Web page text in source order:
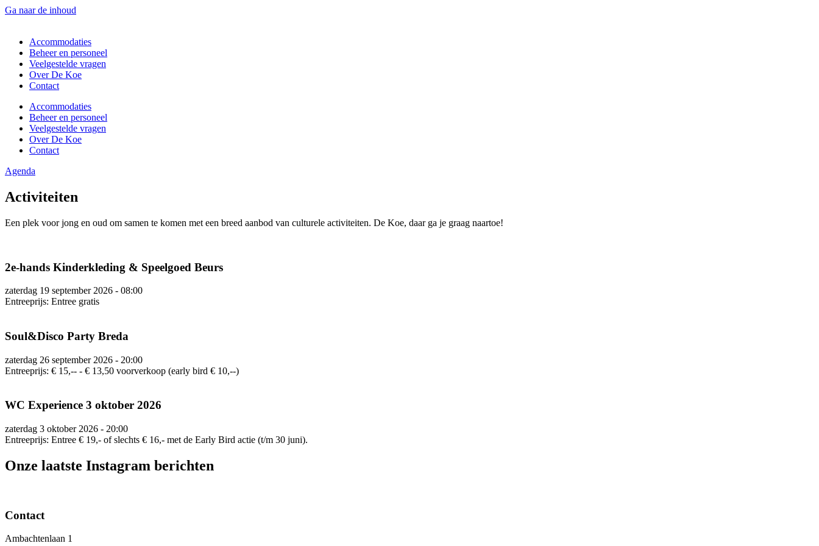
Ga naar de inhoud
Accommodaties
Beheer en personeel
Veelgestelde vragen
Over De Koe
Contact
Accommodaties
Beheer en personeel
Veelgestelde vragen
Over De Koe
Contact
Agenda
Activiteiten
Een plek voor jong en oud om samen te komen met een breed aanbod van culturele activiteiten. De Koe, daar ga je graag naartoe!
2e-hands Kinderkleding & Speelgoed Beurs
zaterdag 19 september 2026 - 08:00
Entreeprijs: Entree gratis
Soul&Disco Party Breda
zaterdag 26 september 2026 - 20:00
Entreeprijs: € 15,-- - € 13,50 voorverkoop (early bird € 10,--)
WC Experience 3 oktober 2026
zaterdag 3 oktober 2026 - 20:00
Entreeprijs: Entree € 19,- of slechts € 16,- met de Early Bird actie (t/m 30 juni).
Onze laatste Instagram berichten
Contact
Ambachtenlaan 1